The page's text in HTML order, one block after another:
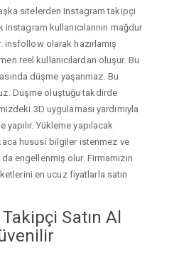
sitelerden Instagram takipçi
kullanıcılarının mağdur
olarak hazırlamış
reel kullanıcılardan oluşur. Bu
düşme yaşanmaz. Bu
Düşme oluştuğu takdirde
3D uygulaması yardımıyla
Yükleme yapılacak
hususi bilgiler istenmez ve
engellenmiş olur. Firmamızın
en ucuz fiyatlarla satın
Satın Al